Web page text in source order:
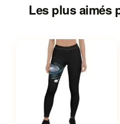
Les plus aimés